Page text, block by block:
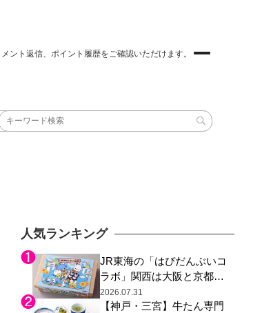
ント返信、ポイント履歴をご確認いただけます。
人気ランキング
JR東海の「はぴだんぶいコ
ラボ」関西は大阪と京都の
み、日焼けしたポチャッコ
らサンリオキャラが描かれ
2026.07.31
【神戸・三宮】牛たん専門